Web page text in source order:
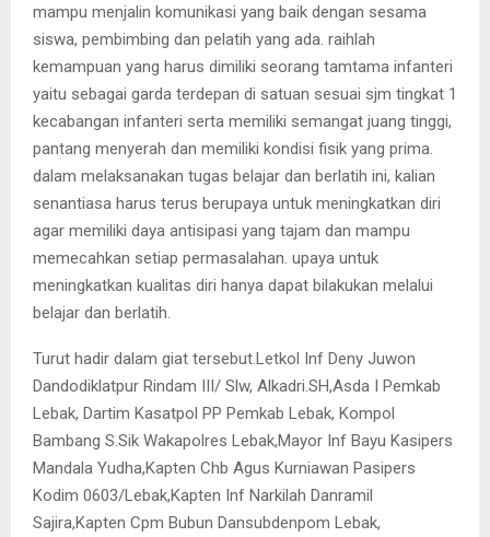
mampu menjalin komunikasi yang baik dengan sesama
siswa, pembimbing dan pelatih yang ada. raihlah
kemampuan yang harus dimiliki seorang tamtama infanteri
yaitu sebagai garda terdepan di satuan sesuai sjm tingkat 1
kecabangan infanteri serta memiliki semangat juang tinggi,
pantang menyerah dan memiliki kondisi fisik yang prima.
dalam melaksanakan tugas belajar dan berlatih ini, kalian
senantiasa harus terus berupaya untuk meningkatkan diri
agar memiliki daya antisipasi yang tajam dan mampu
memecahkan setiap permasalahan. upaya untuk
meningkatkan kualitas diri hanya dapat bilakukan melalui
belajar dan berlatih.
Turut hadir dalam giat tersebut.Letkol Inf Deny Juwon
Dandodiklatpur Rindam III/ Slw, Alkadri.SH,Asda I Pemkab
Lebak, Dartim Kasatpol PP Pemkab Lebak, Kompol
Bambang S.Sik Wakapolres Lebak,Mayor Inf Bayu Kasipers
Mandala Yudha,Kapten Chb Agus Kurniawan Pasipers
Kodim 0603/Lebak,Kapten Inf Narkilah Danramil
Sajira,Kapten Cpm Bubun Dansubdenpom Lebak,